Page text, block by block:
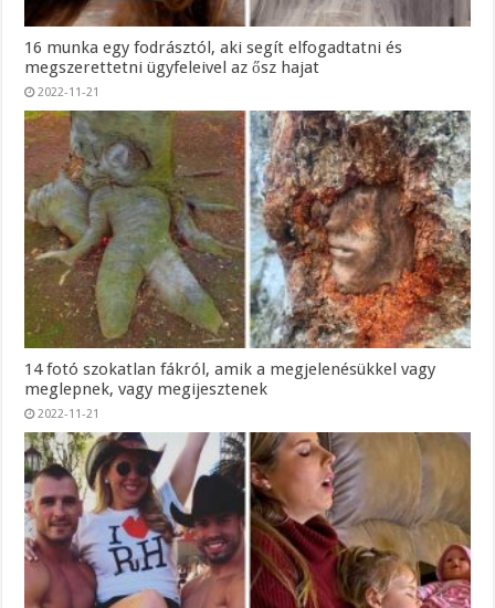
16 munka egy fodrásztól, aki segít elfogadtatni és
megszerettetni ügyfeleivel az ősz hajat
2022-11-21
14 fotó szokatlan fákról, amik a megjelenésükkel vagy
meglepnek, vagy megijesztenek
2022-11-21